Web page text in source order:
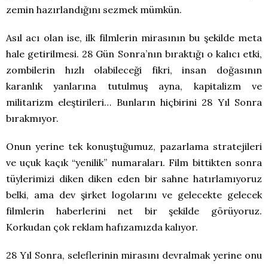
zemin hazırlandığını sezmek mümkün.
Asıl acı olan ise, ilk filmlerin mirasının bu şekilde meta
hale getirilmesi. 28 Gün Sonra’nın bıraktığı o kalıcı etki,
zombilerin hızlı olabileceği fikri, insan doğasının
karanlık yanlarına tutulmuş ayna, kapitalizm ve
militarizm eleştirileri… Bunların hiçbirini 28 Yıl Sonra
bırakmıyor.
Onun yerine tek konuştuğumuz, pazarlama stratejileri
ve uçuk kaçık “yenilik” numaraları. Film bittikten sonra
tüylerimizi diken diken eden bir sahne hatırlamıyoruz
belki, ama dev şirket logolarını ve gelecekte gelecek
filmlerin haberlerini net bir şekilde görüyoruz.
Korkudan çok reklam hafızamızda kalıyor.
28 Yıl Sonra, seleflerinin mirasını devralmak yerine onu